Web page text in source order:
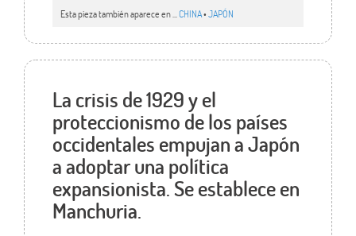
Esta pieza también aparece en ... CHINA•JAPÓN
La crisis de 1929 y el
proteccionismo de los países
occidentales empujan a Japón
a adoptar una política
expansionista. Se establece en
Manchuria.